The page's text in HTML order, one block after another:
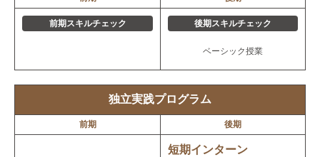
前期スキルチェック 後期スキルチェック
ベーシック授業
独立実践プログラム
前期 後期
短期インターン